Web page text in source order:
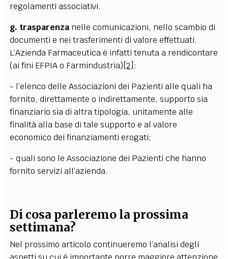
regolamenti associativi.
g. trasparenza nelle comunicazioni, nello scambio di
documenti e nei trasferimenti di valore effettuati.
L’Azienda Farmaceutica è infatti tenuta a rendicontare
(ai fini EFPIA o Farmindustria)[2] :
- l’elenco delle Associazioni dei Pazienti alle quali ha
fornito, direttamente o indirettamente, supporto sia
finanziario sia di altra tipologia, unitamente alle
finalità alla base di tale supporto e al valore
economico dei finanziamenti erogati;
- quali sono le Associazione dei Pazienti che hanno
fornito servizi all’azienda.
Di cosa parleremo la prossima
settimana?
Nel prossimo articolo continueremo l’analisi degli